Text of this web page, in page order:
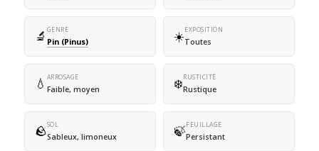
🔬 GENRE
Pin (Pinus) ☀️EXPOSITION
Toutes
💧 ARROSAGE
Faible, moyen ❄️RUSTICITÉ
Rustique
🪨SOL
Sableux, limoneux 🍃FEUILLAGE
Persistant